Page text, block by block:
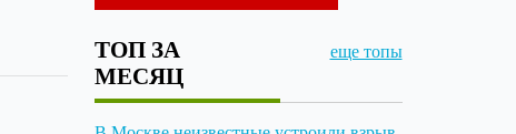
ТОП ЗА
МЕСЯЦ
еще топы